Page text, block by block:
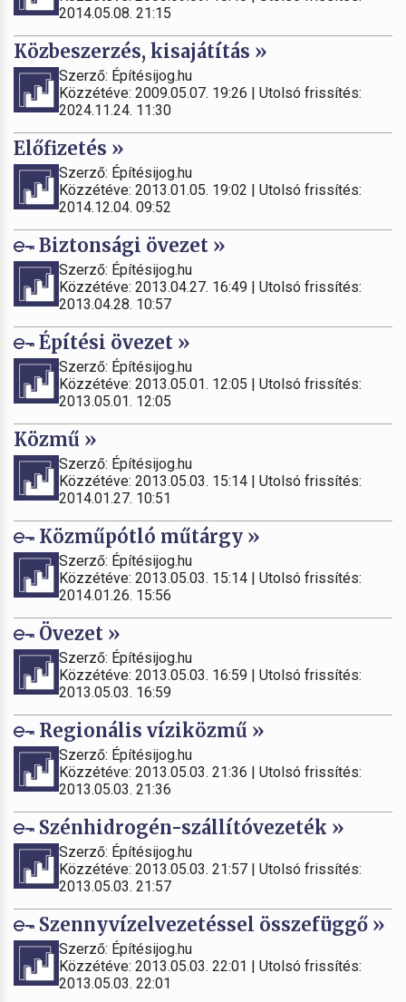
2014.05.08. 21:15
Közbeszerzés, kisajátítás »
Szerző: Építésijog.hu
Közzétéve: 2009.05.07. 19:26 | Utolsó frissítés:
2024.11.24. 11:30
Előfizetés »
Szerző: Építésijog.hu
Közzétéve: 2013.01.05. 19:02 | Utolsó frissítés:
2014.12.04. 09:52
Biztonsági övezet »
Szerző: Építésijog.hu
Közzétéve: 2013.04.27. 16:49 | Utolsó frissítés:
2013.04.28. 10:57
Építési övezet »
Szerző: Építésijog.hu
Közzétéve: 2013.05.01. 12:05 | Utolsó frissítés:
2013.05.01. 12:05
Közmű »
Szerző: Építésijog.hu
Közzétéve: 2013.05.03. 15:14 | Utolsó frissítés:
2014.01.27. 10:51
Közműpótló műtárgy »
Szerző: Építésijog.hu
Közzétéve: 2013.05.03. 15:14 | Utolsó frissítés:
2014.01.26. 15:56
Övezet »
Szerző: Építésijog.hu
Közzétéve: 2013.05.03. 16:59 | Utolsó frissítés:
2013.05.03. 16:59
Regionális víziközmű »
Szerző: Építésijog.hu
Közzétéve: 2013.05.03. 21:36 | Utolsó frissítés:
2013.05.03. 21:36
Szénhidrogén-szállítóvezeték »
Szerző: Építésijog.hu
Közzétéve: 2013.05.03. 21:57 | Utolsó frissítés:
2013.05.03. 21:57
Szennyvízelvezetéssel összefüggő »
Szerző: Építésijog.hu
Közzétéve: 2013.05.03. 22:01 | Utolsó frissítés:
2013.05.03. 22:01